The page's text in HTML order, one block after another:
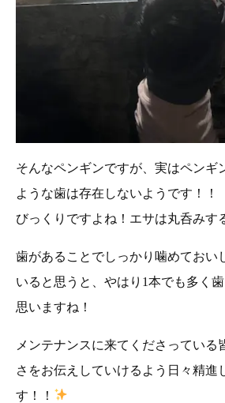
そんなペンギンですが、実はペンギ
ような歯は存在しないようです！！
びっくりですよね！エサは丸呑みす
歯があることでしっかり噛めておい
いると思うと、やはり1本でも多く
思いますね！
メンテナンスに来てくださっている
さをお伝えしていけるよう日々精進
す！！